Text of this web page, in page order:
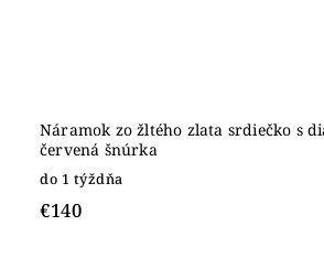
Náramok zo žltého zlata srdiečko s
červená šnúrka
do 1 týždňa
€140